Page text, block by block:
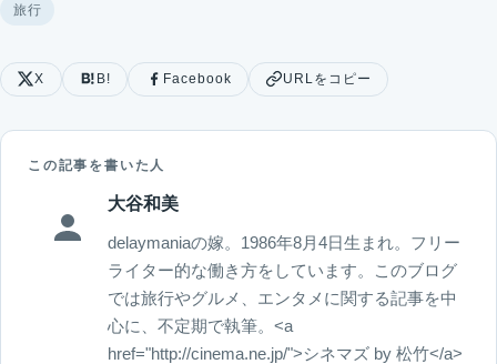
旅行
X B! Facebook URLをコピー
この記事を書いた人
大谷和美
delaymaniaの嫁。1986年8月4日生まれ。フリー
ライター的な働き方をしています。このブログ
では旅行やグルメ、エンタメに関する記事を中
心に、不定期で執筆。<a
href="http://cinema.ne.jp/">シネマズ by 松竹</a>